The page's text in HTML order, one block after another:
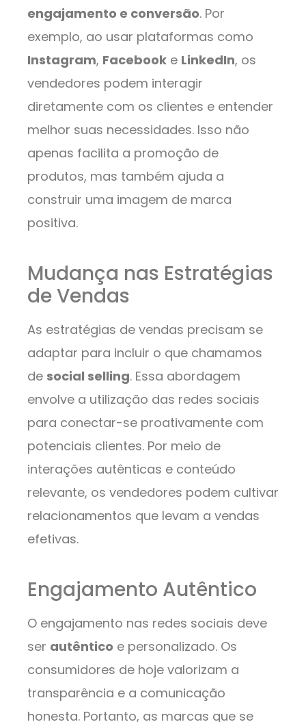
engajamento e conversão. Por
exemplo, ao usar plataformas como
Instagram, Facebook e LinkedIn, os
vendedores podem interagir
diretamente com os clientes e entender
melhor suas necessidades. Isso não
apenas facilita a promoção de
produtos, mas também ajuda a
construir uma imagem de marca
positiva.
Mudança nas Estratégias
de Vendas
As estratégias de vendas precisam se
adaptar para incluir o que chamamos
de social selling. Essa abordagem
envolve a utilização das redes sociais
para conectar-se proativamente com
potenciais clientes. Por meio de
interações autênticas e conteúdo
relevante, os vendedores podem cultivar
relacionamentos que levam a vendas
efetivas.
Engajamento Autêntico
O engajamento nas redes sociais deve
ser autêntico e personalizado. Os
consumidores de hoje valorizam a
transparência e a comunicação
honesta. Portanto, as marcas que se